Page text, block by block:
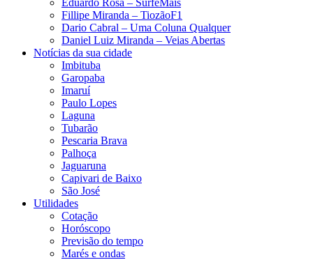
Fillipe Miranda – TiozãoF1
Dario Cabral – Uma Coluna Qualquer
Daniel Luiz Miranda – Veias Abertas
Notícias da sua cidade
Imbituba
Garopaba
Imaruí
Paulo Lopes
Laguna
Tubarão
Pescaria Brava
Palhoça
Jaguaruna
Capivari de Baixo
São José
Utilidades
Cotação
Horóscopo
Previsão do tempo
Marés e ondas